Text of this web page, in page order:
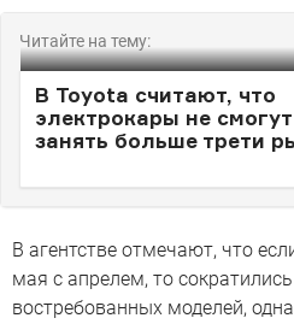
Читайте на тему:
В Toyota считают, что
электрокары не смогут
занять больше трети
В агентстве отмечают, что
мая с апрелем, то
востребованных моделей,